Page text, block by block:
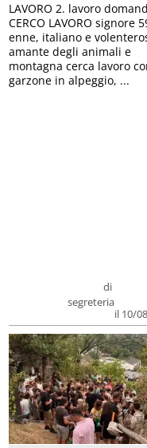
di
segreteria
il 10/
LAVORO 2. lavoro
CERCO LAVORO signore
enne, italiano e
amante degli animali e
montagna cerca lavoro
garzone in alpeggio, ...